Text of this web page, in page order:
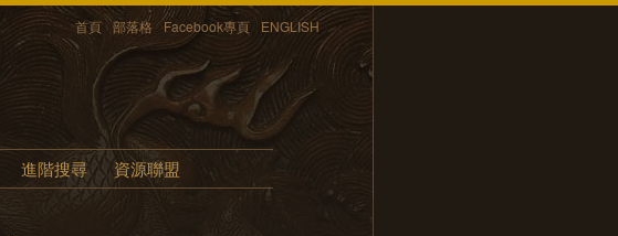
首頁 部落格 Facebook專頁 ENGLISH
進階搜尋 資源聯盟